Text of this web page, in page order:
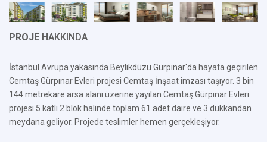
PROJE HAKKINDA
İstanbul Avrupa yakasında Beylikdüzü Gürpınar'da hayata geçirilen
Cemtaş Gürpınar Evleri projesi Cemtaş İnşaat imzası taşıyor. 3 bin
144 metrekare arsa alanı üzerine yayılan Cemtaş Gürpınar Evleri
projesi 5 katlı 2 blok halinde toplam 61 adet daire ve 3 dükkandan
meydana geliyor. Projede teslimler hemen gerçekleşiyor.